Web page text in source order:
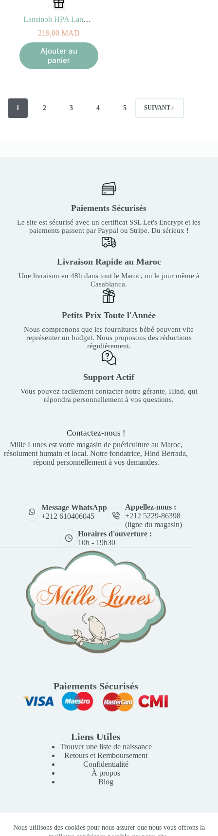
Nous utilisons des cookies pour nous assurer que nous vous offrons la
Lansinoh HPA Lanoline Crème Mamelons – 40ml
219,00 MAD
Ajouter au
panier
1 2 3 4 5 SUIVANT
Paiements Sécurisés
Le site est sécurisé avec un certificat SSL Let's Encrypt et les
paiements passent par Paypal ou Stripe. Du sérieux !
Livraison Rapide au Maroc
Une livraison en 48h dans tout le Maroc, ou le jour même à
Casablanca.
Petits Prix Toute l'Année
Nous comprenons que les fournitures bébé peuvent vite
représenter un budget. Nous proposons des réductions
régulièrement.
Support Actif
Vous pouvez facilement contacter notre gérante, Hind, qui
répondra personnellement à vos questions.
Contactez-nous !
Mille Lunes est votre magasin de puériculture au Maroc,
résolument humain et local. Notre fondatrice, Hind Berrada,
répond personnellement à vos demandes.
Message WhatsApp
+212 610406045
Appellez-nous :
+212 5229-86398
(ligne du magasin)
Horaires d'ouverture :
10h - 19h30
Paiements Sécurisés
Liens Utiles
Trouver une liste de naissance
Retours et Remboursement
Confidentialité
À propos
Blog
Copyright © 2026 Mille Lunes - Création du site :
Baptiste
-Conditions Générales de Vente